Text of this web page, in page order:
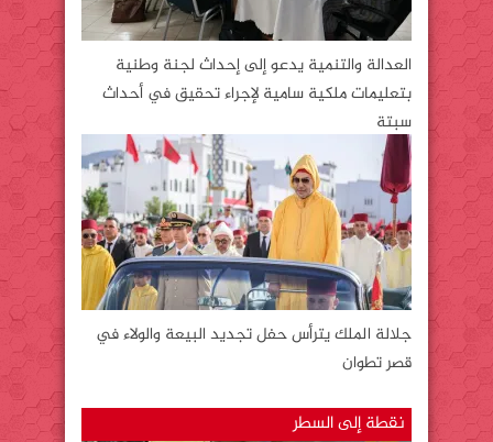
العدالة والتنمية يدعو إلى إحداث لجنة وطنية
بتعليمات ملكية سامية لإجراء تحقيق في أحداث
سبتة
جلالة الملك يترأس حفل تجديد البيعة والولاء في
قصر تطوان
نقطة إلى السطر